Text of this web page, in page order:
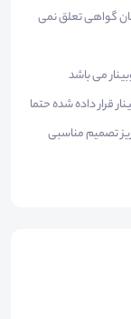
زمان گواهی تعلق نمی
قرار داده شده حتما
تصمیم مناسبی